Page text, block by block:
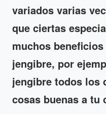
variados varias
que ciertas
muchos
jengibre, por
jengibre todos los
cosas buenas a tu